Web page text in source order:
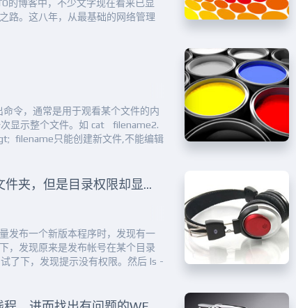
的博客中，不少文字现在看来已显
路。这八年，从最基础的网络管理
、国家重要民生相关项目），流过
令，通常是用于观看某个文件的内
显示整个文件。如 cat filename2.
filename只能创建新文件,不能编辑
分享一个Linux无法创建文件夹，但是目录权限却显示正常的问题和解决
发布一个新版本程序时，发现有一
，发现原来是发布帐号在某个目录
了下，发现提示没有权限。然后 ls -